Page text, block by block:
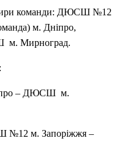
команди: ДЮСШ №12
м. Дніпро,
Мирноград.
– ДЮСШ м.
м. Запоріжжя –